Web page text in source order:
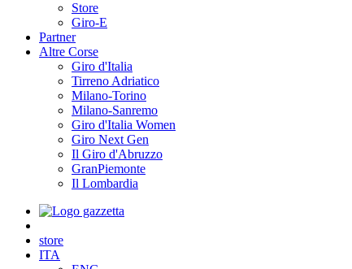
Store
Giro-E
Partner
Altre Corse
Giro d'Italia
Tirreno Adriatico
Milano-Torino
Milano-Sanremo
Giro d'Italia Women
Giro Next Gen
Il Giro d'Abruzzo
GranPiemonte
Il Lombardia
store
ITA